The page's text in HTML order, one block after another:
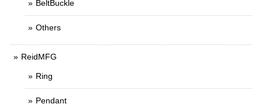
BeltBuckle
Others
ReidMFG
Ring
Pendant